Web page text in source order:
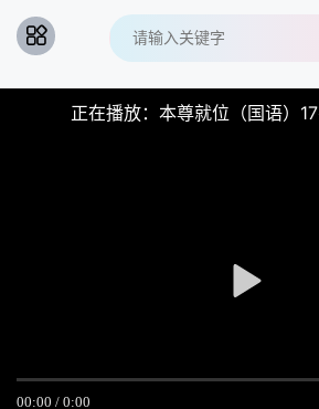
正在播放：本尊就位（国语）